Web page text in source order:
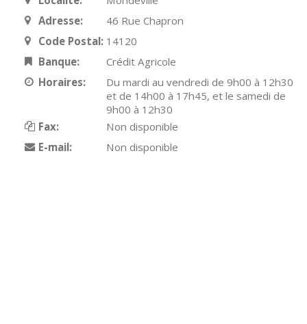
Adresse:
46 Rue Chapron
Code Postal: 14120
Banque:
Crédit Agricole
Horaires:
Du mardi au vendredi de 9h00 à 12h30
et de 14h00 à 17h45, et le samedi de
9h00 à 12h30
Fax:
Non disponible
E-mail:
Non disponible